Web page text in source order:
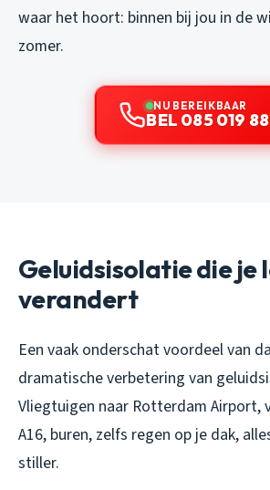
waar het hoort: binnen bij jou in de
zomer.
NU BEREIKBAAR
BEL 085 019 88
Geluidsisolatie die je
verandert
Een vaak onderschat voordeel van
dramatische verbetering van
Vliegtuigen naar Rotterdam Airport,
A16, buren, zelfs regen op je dak,
stiller.